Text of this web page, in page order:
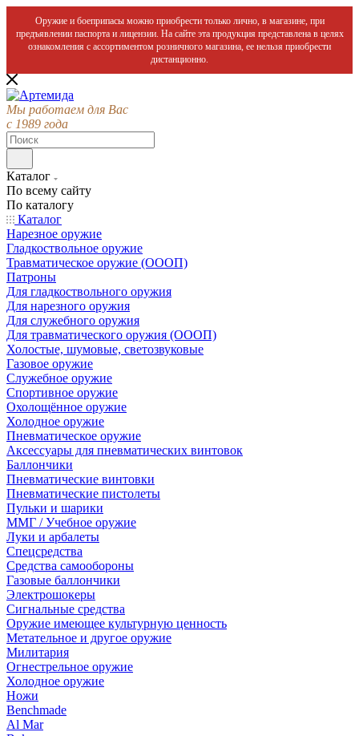
Оружие и боеприпасы можно приобрести только лично, в магазине, при
предъявлении паспорта и лицензии. На сайте эта продукция представлена в целях
ознакомления с ассортиментом розничного магазина, ее нельзя приобрести
дистанционно.
Мы работаем для Вас
с 1989 года
Каталог
По всему сайту
По каталогу
Каталог
Нарезное оружие
Гладкоствольное оружие
Травматическое оружие (ОООП)
Патроны
Для гладкоствольного оружия
Для нарезного оружия
Для служебного оружия
Для травматического оружия (ОООП)
Холостые, шумовые, светозвуковые
Газовое оружие
Служебное оружие
Спортивное оружие
Охолощённое оружие
Холодное оружие
Пневматическое оружие
Аксессуары для пневматических винтовок
Баллончики
Пневматические винтовки
Пневматические пистолеты
Пульки и шарики
ММГ / Учебное оружие
Луки и арбалеты
Спецсредства
Средства самообороны
Газовые баллончики
Электрошокеры
Сигнальные средства
Оружие имеющее культурную ценность
Метательное и другое оружие
Милитария
Огнестрельное оружие
Холодное оружие
Ножи
Benchmade
Al Mar